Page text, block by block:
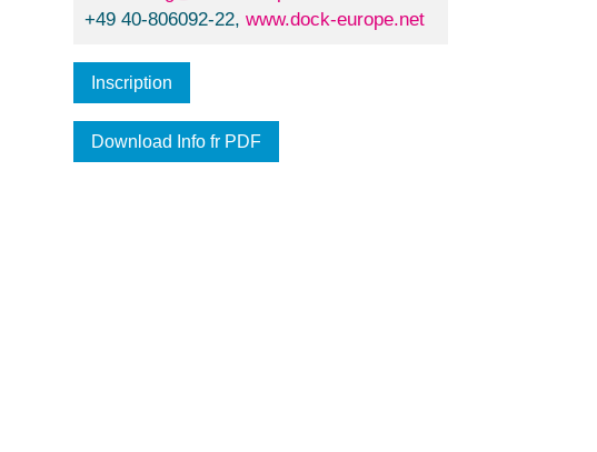
+49 40-806092-22, www.dock-europe.net
Inscription
Download Info fr PDF